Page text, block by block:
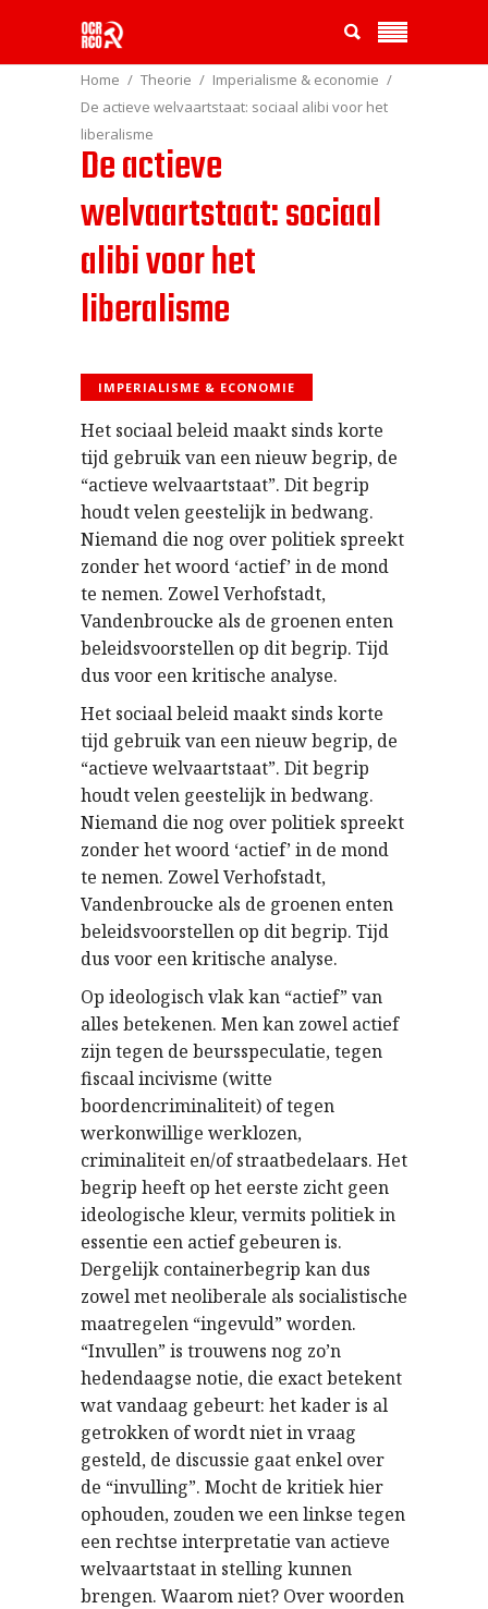
Home Theorie
Imperialisme & economie
De actieve welvaartstaat: sociaal alibi voor het
liberalisme
De actieve
welvaartstaat: sociaal
alibi voor het
liberalisme
IMPERIALISME & ECONOMIE
Het sociaal beleid maakt sinds korte
tijd gebruik van een nieuw begrip, de
“actieve welvaartstaat”. Dit begrip
houdt velen geestelijk in bedwang.
Niemand die nog over politiek spreekt
zonder het woord ‘actief’ in de mond
te nemen. Zowel Verhofstadt,
Vandenbroucke als de groenen enten
beleidsvoorstellen op dit begrip. Tijd
dus voor een kritische analyse.
Het sociaal beleid maakt sinds korte
tijd gebruik van een nieuw begrip, de
“actieve welvaartstaat”. Dit begrip
houdt velen geestelijk in bedwang.
Niemand die nog over politiek spreekt
zonder het woord ‘actief’ in de mond
te nemen. Zowel Verhofstadt,
Vandenbroucke als de groenen enten
beleidsvoorstellen op dit begrip. Tijd
dus voor een kritische analyse.
Op ideologisch vlak kan “actief” van
alles betekenen. Men kan zowel actief
zijn tegen de beursspeculatie, tegen
fiscaal incivisme (witte
boordencriminaliteit) of tegen
werkonwillige werklozen,
criminaliteit en/of straatbedelaars. Het
begrip heeft op het eerste zicht geen
ideologische kleur, vermits politiek in
essentie een actief gebeuren is.
Dergelijk containerbegrip kan dus
zowel met neoliberale als socialistische
maatregelen “ingevuld” worden.
“Invullen” is trouwens nog zo’n
hedendaagse notie, die exact betekent
wat vandaag gebeurt: het kader is al
getrokken of wordt niet in vraag
gesteld, de discussie gaat enkel over
de “invulling”. Mocht de kritiek hier
ophouden, zouden we een linkse tegen
een rechtse interpretatie van actieve
welvaartstaat in stelling kunnen
brengen. Waarom niet? Over woorden